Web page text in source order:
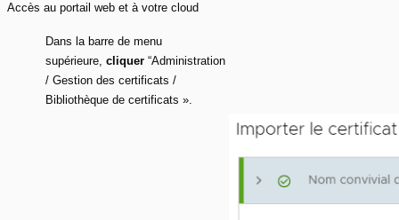
Accès au portail web et à votre cloud
Dans la barre de menu
supérieure, cliquer “Administration
/ Gestion des certificats /
Bibliothèque de certificats ».